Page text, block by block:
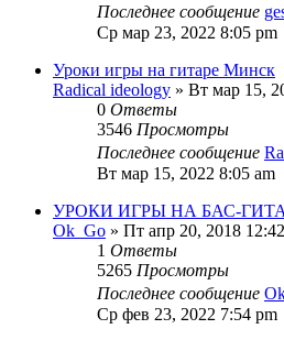
Последнее сообщение
Ср мар 23, 2022 8:05 pm
Уроки игры на гитаре Минск
Radical ideology » Вт мар 15,
0 Ответы
3546 Просмотры
Последнее сообщение
Вт мар 15, 2022 8:05 am
УРОКИ ИГРЫ НА БАС-
Ok_Go » Пт апр 20, 2018
1 Ответы
5265 Просмотры
Последнее сообщение
Ср фев 23, 2022 7:54 pm